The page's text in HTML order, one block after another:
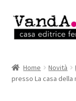
Vai
alla
Vai
al
EBOOK
Home Novità
presso La casa della